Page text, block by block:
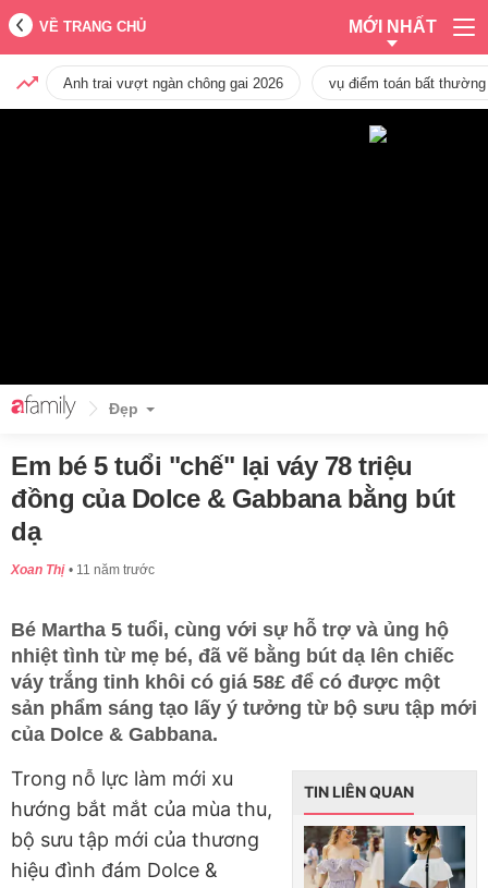
VỀ TRANG CHỦ MỚI NHẤT
Anh trai vượt ngàn chông gai 2026 vụ điểm toán bất
Đẹp
Em bé 5 tuổi "chế" lại váy 78 triệu
đồng của Dolce & Gabbana bằng bút
dạ
Xoan Thị 11 năm trước
Bé Martha 5 tuổi, cùng với sự hỗ trợ và ủng hộ
nhiệt tình từ mẹ bé, đã vẽ bằng bút dạ lên chiếc
váy trắng tinh khôi có giá 58£ để có được một
sản phẩm sáng tạo lấy ý tưởng từ bộ sưu tập mới
của Dolce & Gabbana.
TIN LIÊN QUAN
Trong nỗ lực làm mới xu
hướng bắt mắt của mùa thu,
bộ sưu tập mới của thương
hiệu đình đám Dolce &